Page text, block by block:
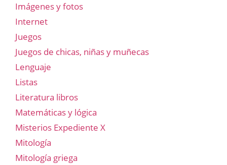
Imágenes y fotos
Internet
Juegos
Juegos de chicas, niñas y muñecas
Lenguaje
Listas
Literatura libros
Matemáticas y lógica
Misterios Expediente X
Mitología
Mitología griega